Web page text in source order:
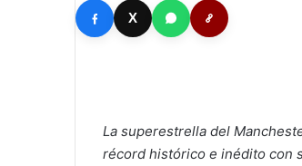
X
La superestrella del
récord histórico e inédito con